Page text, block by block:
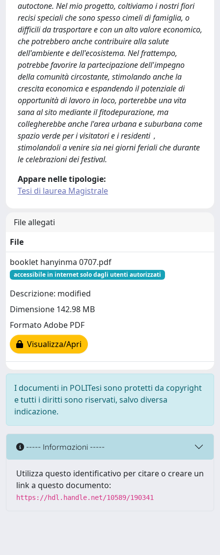
autoctone. Nel mio progetto, coltiviamo i nostri fiori
recisi speciali che sono spesso cimeli di famiglia, o
difficili da trasportare e con un alto valore economico,
che potrebbero anche contribuire alla salute
dell'ambiente e dell'ecosistema. Nel frattempo,
potrebbe favorire la partecipazione dell'impegno
della comunità circostante, stimolando anche la
crescita economica e espandendo il potenziale di
opportunità di lavoro in loco, porterebbe una vita
sana al sito mediante il fitodepurazione, ma
collegherebbe anche l'area urbana e suburbana come
spazio verde per i visitatori e i residenti，
stimolandoli a venire sia nei giorni feriali che durante
le celebrazioni dei festival.
Appare nelle tipologie:
Tesi di laurea Magistrale
File allegati
File
booklet hanyinma 0707.pdf
accessibile in internet solo dagli utenti autorizzati
Descrizione: modified
Dimensione 142.98 MB
Formato Adobe PDF
Visualizza/Apri
I documenti in POLITesi sono protetti da copyright
e tutti i diritti sono riservati, salvo diversa
indicazione.
----- Informazioni -----
Utilizza questo identificativo per citare o creare un
link a questo documento:
https://hdl.handle.net/10589/190341